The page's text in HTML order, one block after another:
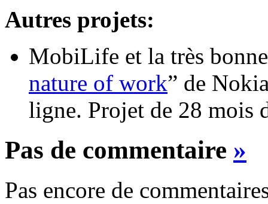
Autres projets:
MobiLife et la très
nature of work” de
ligne. Projet de 28 mois
Pas de commentaire »
Pas encore de